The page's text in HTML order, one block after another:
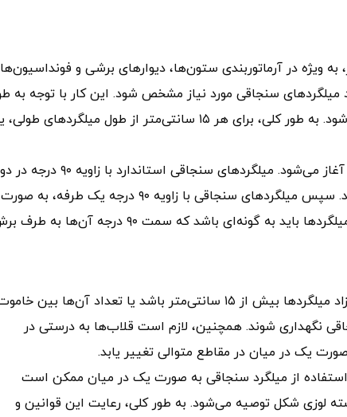
ویژه در آرماتوربندی ستون‌ها، دیوارهای برشی و
میلگردهای سنجاقی مورد نیاز مشخص شود. این کار با توجه به
ستون، تعداد میلگردهای طولی و فاصله بین آن‌ها انجام می‌شود. به طور کلی، برای هر ۱۵ سانتی‌متر از طول میلگردهای
پس از تعیین تعداد میلگردهای سنجاقی، مرحله نصب آن‌ها آغاز می‌شود. میلگردهای سنجاقی استاندارد با زاویه ۹۰ درجه در دو
طرف به صورت عمود بر یکدیگر در جای مشخص قرار می‌گیرند. سپس میلگردهای سنجاقی با زاویه ۹۰ درجه یک طرفه، به صورت
متناوب در کنار این میلگردها قرار داده می‌شوند. نصب این میلگردها باید به گونه‌ای باشد که سمت ۹۰ درجه آن‌ها
طبق مبحث ۹ مقررات ملی ساختمان، در شرایطی که فاصله آزاد میلگردها بیش از ۱۵ سانتی‌متر باشد یا تعداد آن‌ها
سنجاقی نگهداری شوند. همچنین، لازم است قلاب‌ها به درستی در
طولی در یک مقطع، استفاده از میلگرد سنجاقی به صورت یک در میان ممکن است
لوزی شکل توصیه می‌شود. به طور کلی، رعایت این قوانین و